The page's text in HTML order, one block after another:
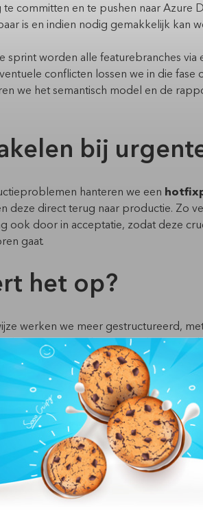
committen en te pushen naar Azure
is en indien nodig gemakkelijk kan
sprint worden alle featurebranches
conflicten lossen we in die
we het semantisch model en de
bij
hanteren we een
deze direct terug naar productie. Zo
ook door in acceptatie, zodat deze
gaat.
het op?
werken we meer gestructureerd,
moment was de eerste release
is.
Soms krijgen we
het interessant: we blijven leren,
een proces van continue
want door samen te werken